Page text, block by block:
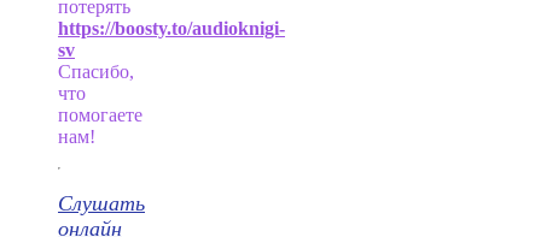
потерять
https://boosty.to/audioknigi-
sv
Спасибо,
что
помогаете
нам!
Слушать
онлайн